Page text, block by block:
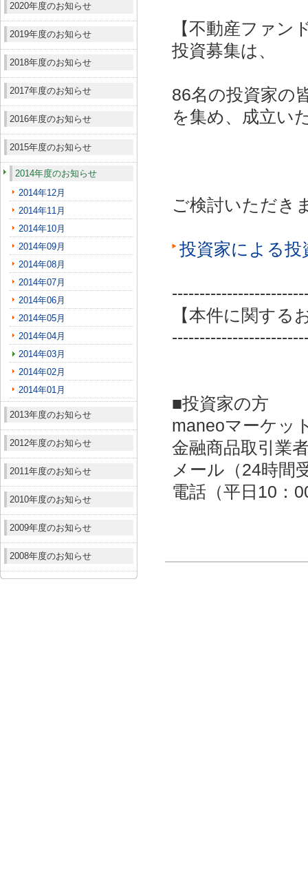
2020年度のお知らせ
2019年度のお知らせ
2018年度のお知らせ
2017年度のお知らせ
2016年度のお知らせ
2015年度のお知らせ
2014年度のお知らせ
2014年12月
2014年11月
2014年10月
2014年09月
2014年08月
2014年07月
2014年06月
2014年05月
2014年04月
2014年03月
2014年02月
2014年01月
2013年度のお知らせ
2012年度のお知らせ
2011年度のお知らせ
2010年度のお知らせ
2009年度のお知らせ
2008年度のお知らせ
【不動産ファン
投資募集は、
86名の投資家の
を集め、成立い
ご検討いただき
投資家による
【本件に関する
■投資家の方
maneoマーケッ
金融商品取引業
メール（24時間
電話（平日10：